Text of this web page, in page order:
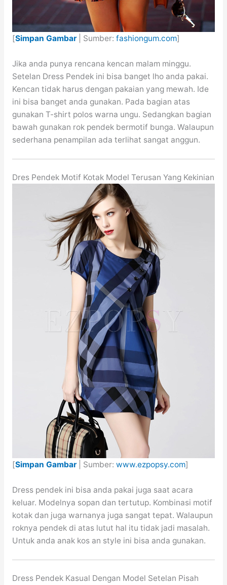
[Simpan Gambar| Sumber: fashiongum.com]
Jika anda punya rencana kencan malam minggu.
Setelan Dress Pendek ini bisa banget lho anda pakai.
Kencan tidak harus dengan pakaian yang mewah. Ide
ini bisa banget anda gunakan. Pada bagian atas
gunakan T-shirt polos warna ungu. Sedangkan bagian
bawah gunakan rok pendek bermotif bunga. Walaupun
sederhana penampilan ada terlihat sangat anggun.
Dres Pendek Motif Kotak Model Terusan Yang Kekinian
[Simpan Gambar| Sumber: www.ezpopsy.com]
Dress pendek ini bisa anda pakai juga saat acara
keluar. Modelnya sopan dan tertutup. Kombinasi motif
kotak dan juga warnanya juga sangat tepat. Walaupun
roknya pendek di atas lutut hal itu tidak jadi masalah.
Untuk anda anak kos an style ini bisa anda gunakan.
Dress Pendek Kasual Dengan Model Setelan Pisah